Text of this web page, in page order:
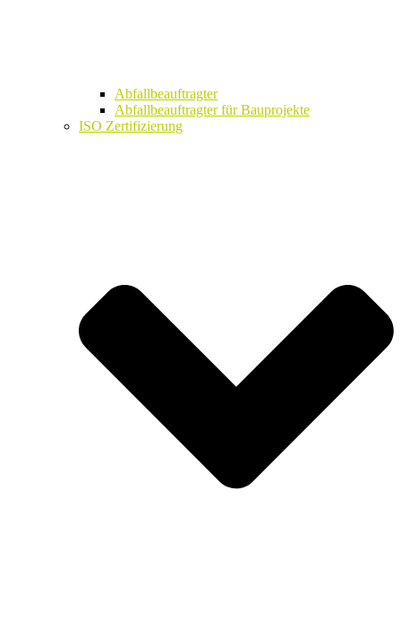
Abfallbeauftragter
Abfallbeauftragter für Bauprojekte
ISO Zertifizierung